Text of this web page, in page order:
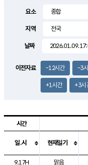
요소
지역
날짜
이전자료 -12시간 -3
+1시간 +3시
도시별 기상실황표로 지점
시간
일.시 현재일기
9.17H
맑음